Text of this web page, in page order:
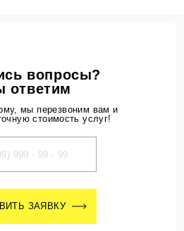
вопросы?
ответим
мы перезвоним вам и
стоимость услуг!
ЗАЯВКУ